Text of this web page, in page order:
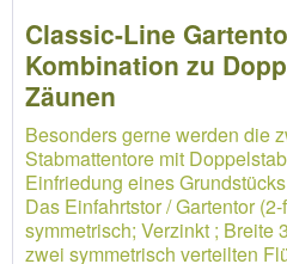
Classic-Line
Kombination zu
Zäunen
Besonders gerne werden die
Stabmattentore mit
Einfriedung eines
Das Einfahrtstor / Gartentor
symmetrisch; Verzinkt ; Breite
zwei symmetrisch verteilten